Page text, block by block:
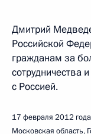
Дмитрий
Российской
гражданам за
сотрудничества
с Россией.
17 февраля 2012 года
Московская область,